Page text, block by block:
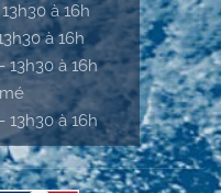
à 16h
à 16h
13h30 à 16h
13h30 à 16h